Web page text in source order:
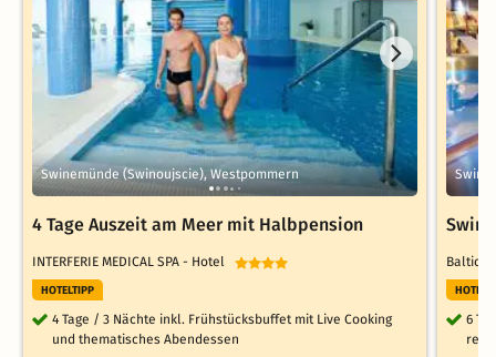
Swinemünde (Swinoujscie), Westpommern
4 Tage Auszeit am Meer mit Halbpension
INTERFERIE MEDICAL SPA - Hotel
HOTELTIPP
4 Tage / 3 Nächte inkl. Frühstücksbuffet mit Live Cooking
und thematisches Abendessen
Baltic
6